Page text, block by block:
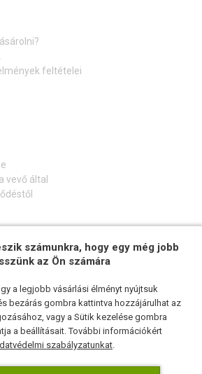
feltételei
vevő által
számunkra, hogy egy még jobb
az Ön számára
a legjobb vásárlási élményt nyújtsuk
bezárás gombra kattintva hozzájárulhat az
vagy a Sütik kezelése gombra
a beállításait. További információkért
szabályzatunkat.